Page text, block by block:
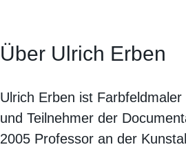
Über Ulrich Erben
Ulrich Erben ist
und Teilnehmer der
2005 Professor an der